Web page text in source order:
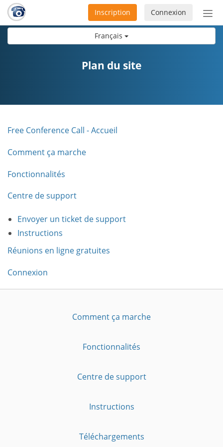
Français
ou
Connexion
Inscription
Plan du site
Free Conference Call - Accueil
Comment ça marche
Fonctionnalités
Centre de support
Envoyer un ticket de support
Instructions
Réunions en ligne gratuites
Connexion
Comment ça marche
Fonctionnalités
Centre de support
Instructions
Téléchargements